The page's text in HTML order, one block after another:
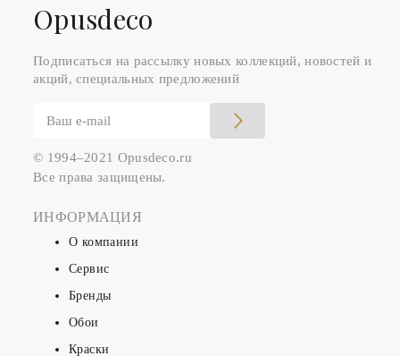
Оpusdeco
Подписаться на рассылку новых коллекций, новостей и
акций, специальных предложений
© 1994–2021 Opusdeco.ru
Все права защищены.
ИНФОРМАЦИЯ
О компании
Сервис
Бренды
Обои
Краски